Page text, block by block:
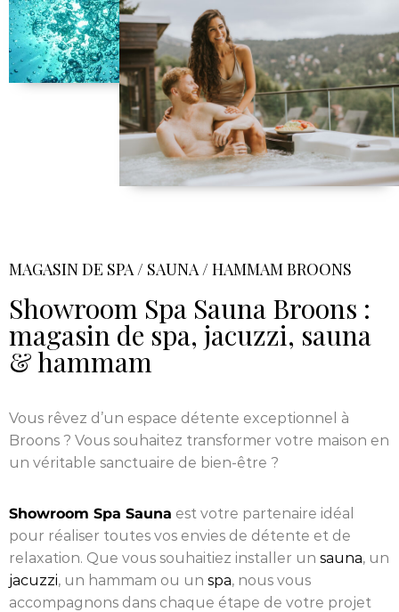
MAGASIN DE SPA / SAUNA / HAMMAM BROONS
Showroom Spa Sauna Broons :
magasin de spa, jacuzzi, sauna
& hammam
Vous rêvez d’un espace détente exceptionnel à
Broons ? Vous souhaitez transformer votre maison en
un véritable sanctuaire de bien-être ?
Showroom Spa Sauna est votre partenaire idéal
pour réaliser toutes vos envies de détente et de
relaxation. Que vous souhaitiez installer un sauna, un
jacuzzi, un hammam ou un spa, nous vous
accompagnons dans chaque étape de votre projet